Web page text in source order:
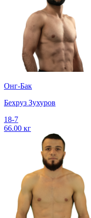
Онг-Бак
Бехруз Зухуров
18-7
66.00 кг